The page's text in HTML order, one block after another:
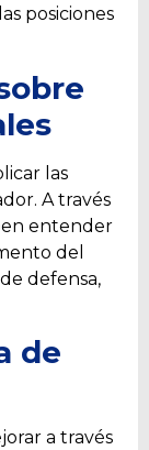
posiciones
las
A través
entender
del
defensa,
de
a través